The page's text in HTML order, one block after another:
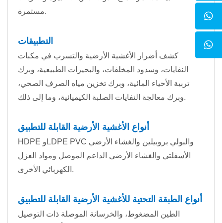
مستمرة.
التطبيقات
كشف أضرار الأغشية الأرضية والتسرب في مكبات
النفايات، وسدود المخلفات، والبحيرات الطبيعية، وبرك
تربية الأحياء المائية، وبرك تخزين مياه الصرف الصحي،
وبرك معالجة النفايات الصلبة الكيميائية، وما إلى ذلك.
أنواع الأغشية الأرضية القابلة للتطبيق
HDPE وLDPE PVC والبولي بروبيلين والغشاء الأرضي
الأسفلتي والغشاء الأرضي الداعم الموصل ومواد العزل
الكهربائي الأخرى.
أنواع الطبقة التحتية للأغشية الأرضية القابلة للتطبيق
الطين المضغوط، والخرسانة الموصلة ذات التوصيل